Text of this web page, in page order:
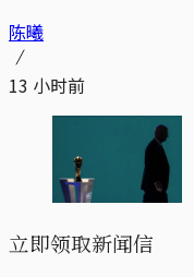
陈曦
13 小时前
立即领取新闻信